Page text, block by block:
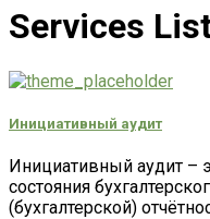
Services
Инициативный аудит
Инициативный аудит –
состояния
(бухгалтерской)